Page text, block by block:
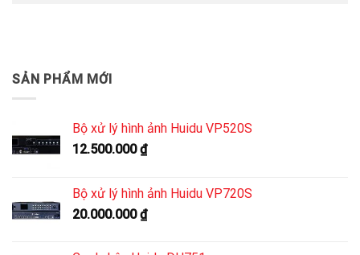
SẢN PHẨM MỚI
Bộ xử lý hình ảnh Huidu VP520S
12.500.000₫
Bộ xử lý hình ảnh Huidu VP720S
20.000.000₫